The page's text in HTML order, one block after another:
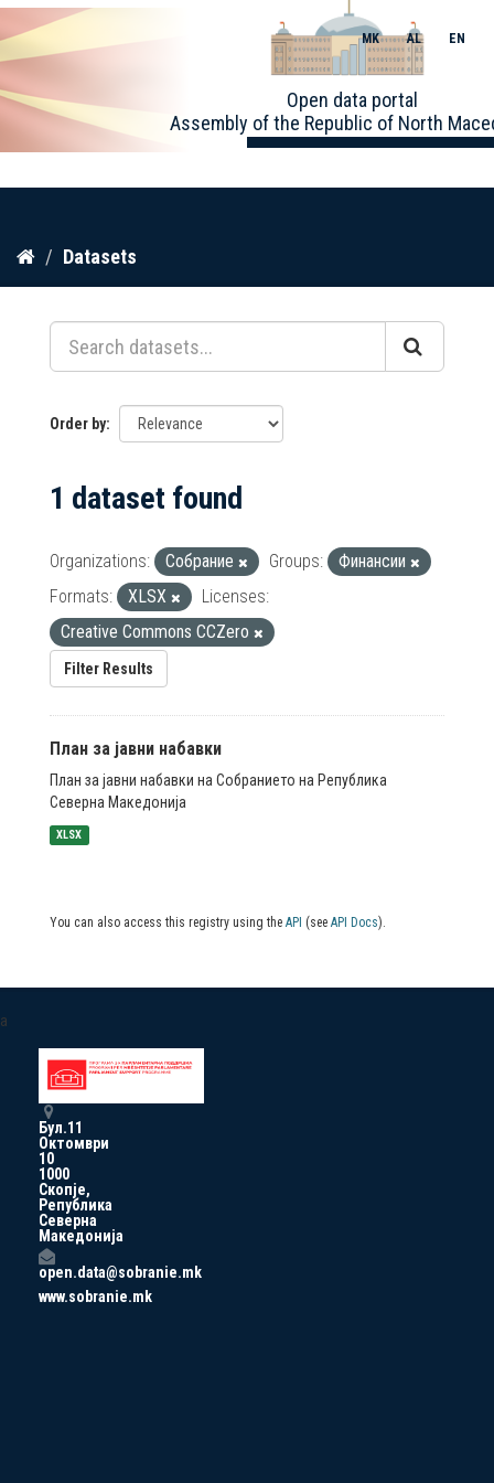
Skip
content
Open data portal
Assembly of the Republic of North
MK AL EN
Datasets
Order by
1 dataset found
Organizations: Собрание Groups:
Финансии
Formats:
XLSX
Licenses:
Creative Commons CCZero
Filter Results
План за јавни набавки
План за јавни набавки на Собранието на Република
Северна Македонија
XLSX
You can also access this registry using the API (see API Docs).
a
Бул.11
Октомври
10
1000
Скопје,
Република
Северна
Македонија
open.data@sobranie.mk
www.sobranie.mk